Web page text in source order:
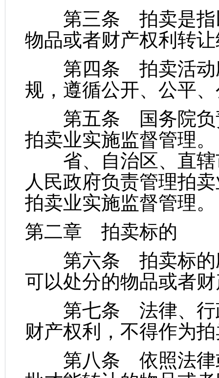
第三条 拍卖是指
物品或者财产权利转
第四条 拍卖活动
规，遵循公开、公平
第五条 国务院负
拍卖业实施监督管理。
省、自治区、直辖
人民政府负责管理拍
拍卖业实施监督管理。
第二章 拍卖标的
第六条 拍卖标的
可以处分的物品或者
第七条 法律、行
财产权利，不得作为
第八条 依照法律